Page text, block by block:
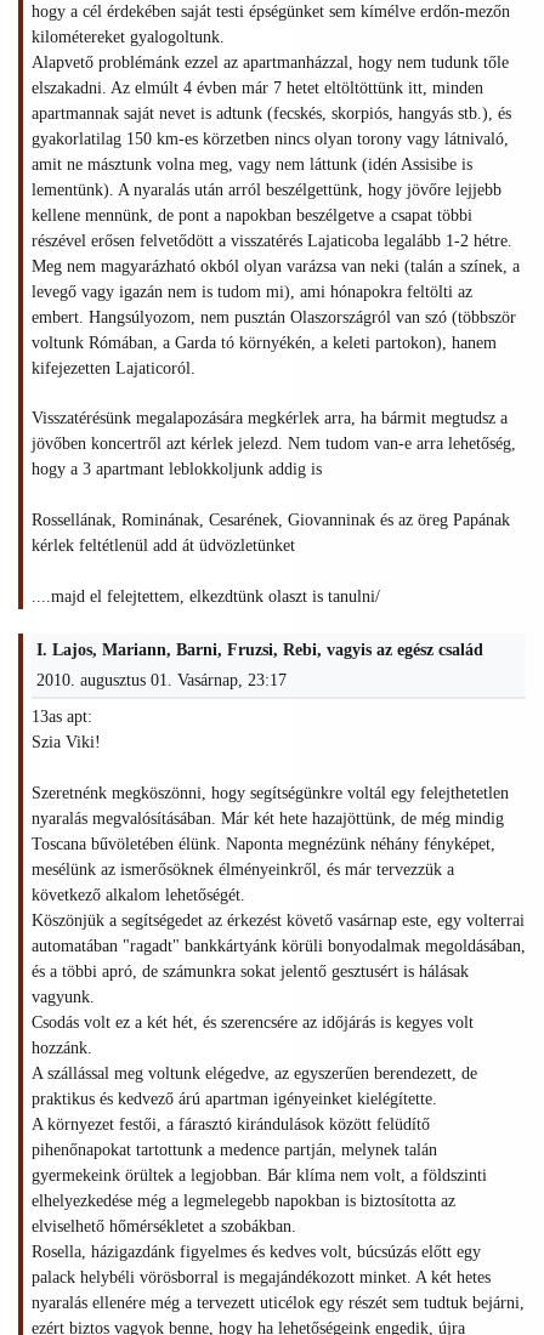
hogy a cél érdekében saját testi épségünket sem kímélve erdőn-mezőn
kilométereket gyalogoltunk.
Alapvető problémánk ezzel az apartmanházzal, hogy nem tudunk tőle
elszakadni. Az elmúlt 4 évben már 7 hetet eltöltöttünk itt, minden
apartmannak saját nevet is adtunk (fecskés, skorpiós, hangyás stb.), és
gyakorlatilag 150 km-es körzetben nincs olyan torony vagy látnivaló,
amit ne másztunk volna meg, vagy nem láttunk (idén Assisibe is
lementünk). A nyaralás után arról beszélgettünk, hogy jövőre lejjebb
kellene mennünk, de pont a napokban beszélgetve a csapat többi
részével erősen felvetődött a visszatérés Lajaticoba legalább 1-2 hétre.
Meg nem magyarázható okból olyan varázsa van neki (talán a színek, a
levegő vagy igazán nem is tudom mi), ami hónapokra feltölti az
embert. Hangsúlyozom, nem pusztán Olaszországról van szó (többször
voltunk Rómában, a Garda tó környékén, a keleti partokon), hanem
kifejezetten Lajaticoról.
Visszatérésünk megalapozására megkérlek arra, ha bármit megtudsz a
jövőben koncertről azt kérlek jelezd. Nem tudom van-e arra lehetőség,
hogy a 3 apartmant leblokkoljunk addig is
Rossellának, Rominának, Cesarének, Giovanninak és az öreg Papának
kérlek feltétlenül add át üdvözletünket
....majd el felejtettem, elkezdtünk olaszt is tanulni/
I. Lajos, Mariann, Barni, Fruzsi, Rebi, vagyis az egész család
2010. augusztus 01. Vasárnap, 23:17
13as apt:
Szia Viki!
Szeretnénk megköszönni, hogy segítségünkre voltál egy felejthetetlen
nyaralás megvalósításában. Már két hete hazajöttünk, de még mindig
Toscana bűvöletében élünk. Naponta megnézünk néhány fényképet,
mesélünk az ismerősöknek élményeinkről, és már tervezzük a
következő alkalom lehetőségét.
Köszönjük a segítségedet az érkezést követő vasárnap este, egy volterrai
automatában "ragadt" bankkártyánk körüli bonyodalmak megoldásában,
és a többi apró, de számunkra sokat jelentő gesztusért is hálásak
vagyunk.
Csodás volt ez a két hét, és szerencsére az időjárás is kegyes volt
hozzánk.
A szállással meg voltunk elégedve, az egyszerűen berendezett, de
praktikus és kedvező árú apartman igényeinket kielégítette.
A környezet festői, a fárasztó kirándulások között felüdítő
pihenőnapokat tartottunk a medence partján, melynek talán
gyermekeink örültek a legjobban. Bár klíma nem volt, a földszinti
elhelyezkedése még a legmelegebb napokban is biztosította az
elviselhető hőmérsékletet a szobákban.
Rosella, házigazdánk figyelmes és kedves volt, búcsúzás előtt egy
palack helybéli vörösborral is megajándékozott minket. A két hetes
nyaralás ellenére még a tervezett uticélok egy részét sem tudtuk bejárni,
ezért biztos vagyok benne, hogy ha lehetőségeink engedik, újra